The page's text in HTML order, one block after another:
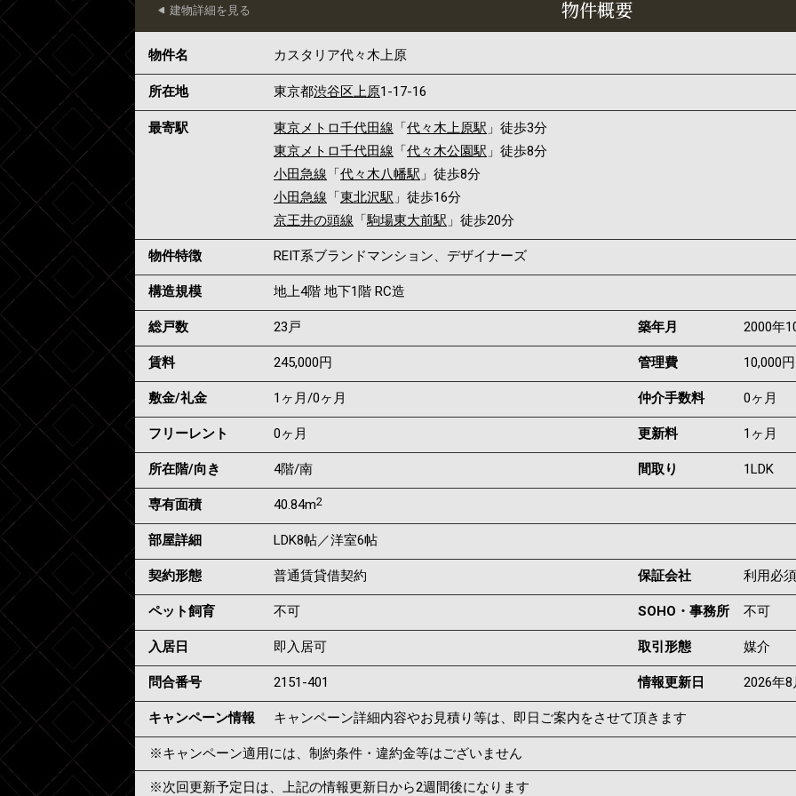
物件概要
建物詳細を見る
物件名 カスタリア代々木上原
所在地 東京都渋谷区上原1-17-16
最寄駅 東京メトロ千代田線 「代々木上原駅 」徒歩3分
東京メトロ千代田線 「代々木公園駅 」徒歩8分
小田急線 「代々木八幡駅 」徒歩8分
小田急線 「東北沢駅 」徒歩16分
京王井の頭線 「駒場東大前駅 」徒歩20分
物件特徴 REIT系ブランドマンション、デザイナーズ
構造規模 地上4階 地下1階 RC造
総戸数 23戸 築年月 2000年
賃料 245,000円 管理費 10,000円
敷金/礼金 1ヶ月/0ヶ月 仲介手数料 0ヶ月
フリーレント 0ヶ月 更新料 1ヶ月
所在階/向き 4階/南 間取り 1LDK
専有面積 40.84m2
部屋詳細 LDK8帖／洋室6帖
契約形態 普通賃貸借契約 保証会社 利用必須
ペット飼育 不可 SOHO・事務所 不可
入居日 即入居可 取引形態 媒介
問合番号 2151-401 情報更新日 2026年
キャンペーン情報 キャンペーン詳細内容やお見積り等は、即日ご案内をさせて頂きます
※キャンペーン適用には、制約条件・違約金等はございません
※次回更新予定日は、上記の情報更新日から2週間後になります